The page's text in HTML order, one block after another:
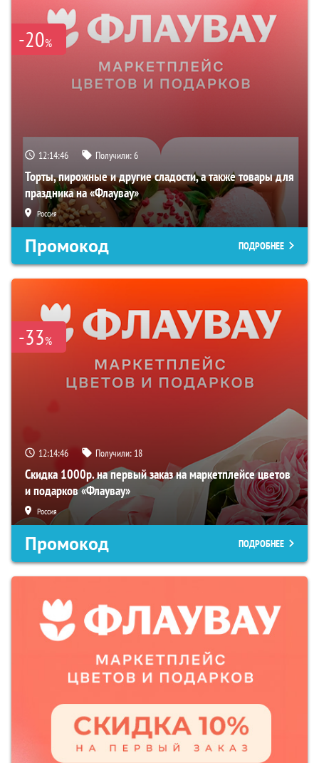
-20%
12:14:45 Получили:6
Торты, пирожные и другие сладости, а также товары для
праздника на «Флаувау»
Россия
Промокод ПОДРОБНЕЕ
-33%
12:14:45 Получили: 18
Скидка 1000р. на первый заказ на маркетплейсе цветов
и подарков «Флаувау»
Россия
Промокод ПОДРОБНЕЕ